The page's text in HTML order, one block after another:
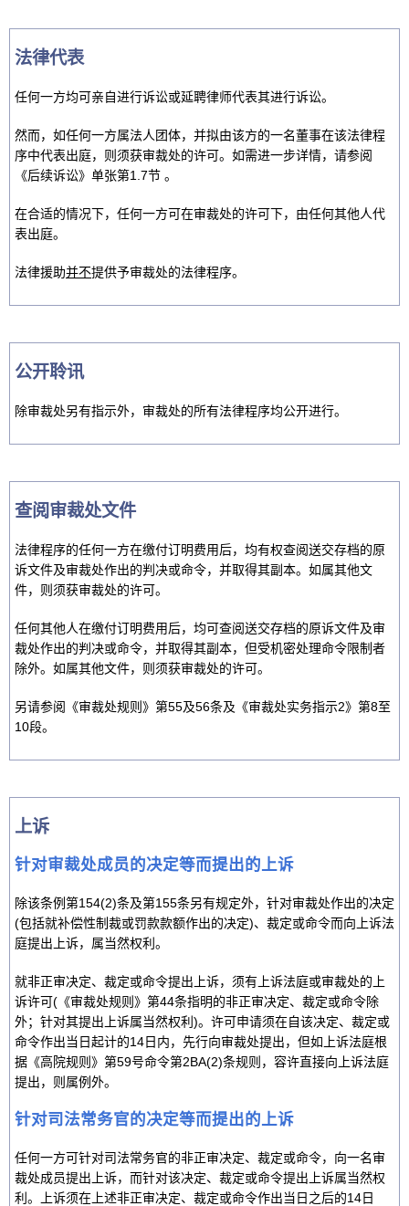
法律代表
任何一方均可亲自进行诉讼或延聘律师代表其进行诉讼。
然而，如任何一方属法人团体，并拟由该方的一名董事在该法律程
序中代表出庭，则须获审裁处的许可。如需进一步详情，请参阅
《后续诉讼》单张第1.7节 。
在合适的情况下，任何一方可在审裁处的许可下，由任何其他人代
表出庭。
法律援助并不提供予审裁处的法律程序。
公开聆讯
除审裁处另有指示外，审裁处的所有法律程序均公开进行。
查阅审裁处文件
法律程序的任何一方在缴付订明费用后，均有权查阅送交存档的原
诉文件及审裁处作出的判决或命令，并取得其副本。如属其他文
件，则须获审裁处的许可。
任何其他人在缴付订明费用后，均可查阅送交存档的原诉文件及审
裁处作出的判决或命令，并取得其副本，但受机密处理命令限制者
除外。如属其他文件，则须获审裁处的许可。
另请参阅《审裁处规则》第55及56条及《审裁处实务指示2》第8至
10段。
上诉
针对审裁处成员的决定等而提出的上诉
除该条例第154(2)条及第155条另有规定外，针对审裁处作出的决定
(包括就补偿性制裁或罚款款额作出的决定)、裁定或命令而向上诉法
庭提出上诉，属当然权利。
就非正审决定、裁定或命令提出上诉，须有上诉法庭或审裁处的上
诉许可(《审裁处规则》第44条指明的非正审决定、裁定或命令除
外；针对其提出上诉属当然权利)。许可申请须在自该决定、裁定或
命令作出当日起计的14日内，先行向审裁处提出，但如上诉法庭根
据《高院规则》第59号命令第2BA(2)条规则，容许直接向上诉法庭
提出，则属例外。
针对司法常务官的决定等而提出的上诉
任何一方可针对司法常务官的非正审决定、裁定或命令，向一名审
裁处成员提出上诉，而针对该决定、裁定或命令提出上诉属当然权
利。上诉须在上述非正审决定、裁定或命令作出当日之后的14日